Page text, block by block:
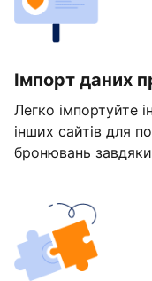
Імпорт даних
Легко імпортуйте
інших сайтів для
бронювань завдяки